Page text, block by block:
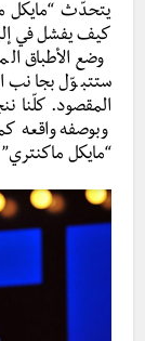
يتحدّث “مايكل
كيف يفشل في
وضع الأطباق
ستتبوّل بجانب
المقصود. كلّنا
وبوصفه واقعه
“مايكل